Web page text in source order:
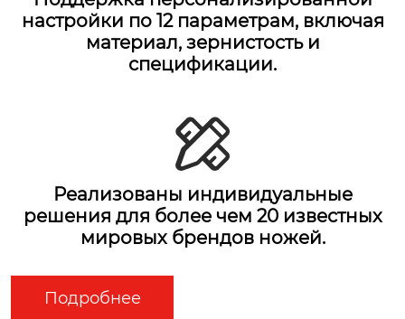
настройки по 12 параметрам, включая
материал, зернистость и
спецификации.
Реализованы индивидуальные
решения для более чем 20 известных
мировых брендов ножей.
Подробнее